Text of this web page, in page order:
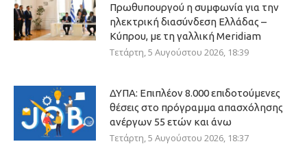
Πρωθυπουργού η συμφωνία για την
ηλεκτρική διασύνδεση Ελλάδας –
Κύπρου, με τη γαλλική Meridiam
Τετάρτη, 5 Αυγούστου 2026, 18:39
ΔΥΠΑ: Επιπλέον 8.000 επιδοτούμενες
θέσεις στο πρόγραμμα απασχόλησης
ανέργων 55 ετών και άνω
Τετάρτη, 5 Αυγούστου 2026, 18:37